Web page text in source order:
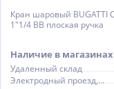
Кран шаровый BUGATTI
1"1/4 ВВ плоская ручка
Наличие в магазинах
Удаленный склад
Электродный проезд, 6с1